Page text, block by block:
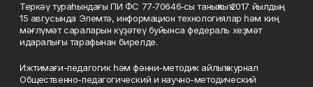
Теркәү тураһындағы ПИ ФС 77‑70646‑сы таныҡлыҡ 2017 йылдың
15 авгусында Элемтә, информацион технологиялар һәм киң
мәғлүмәт сараларын күҙәтеү буйынса федераль хеҙмәт
идаралығы тарафынан бирелде.
Ижтимағи-педагогик һәм фәнни-методик айлыҡ журнал
Общественно-педагогический и научно-методический